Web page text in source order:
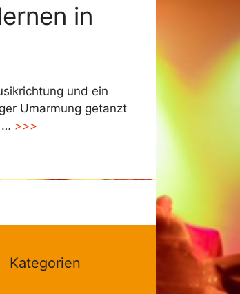
in
und ein
Umarmung getanzt
… >>>
Kategorien